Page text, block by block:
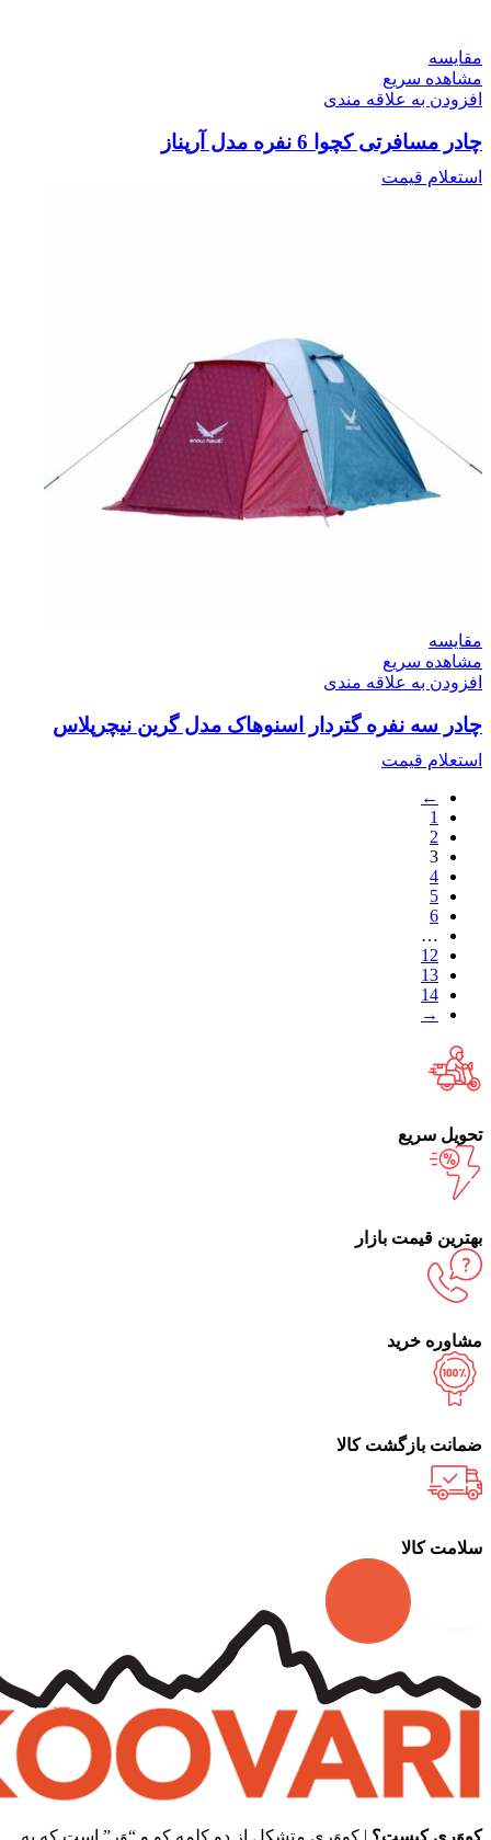
مقایسه
مشاهده سریع
افزودن به علاقه مندی
چادر مسافرتی کچوا 6 نفره مدل آرپناز
استعلام قیمت
مقایسه
مشاهده سریع
افزودن به علاقه مندی
چادر سه نفره گتردار اسنوهاک مدل گرین نیچرپلاس
استعلام قیمت
←
1
2
3
4
5
6
…
12
13
14
→
تحویل سریع
بهترین قیمت بازار
مشاوره خرید
ضمانت بازگشت کالا
سلامت کالا
کووَری کیست؟ | کووَری متشکل از دو کلمه کو و “وَر” است که به